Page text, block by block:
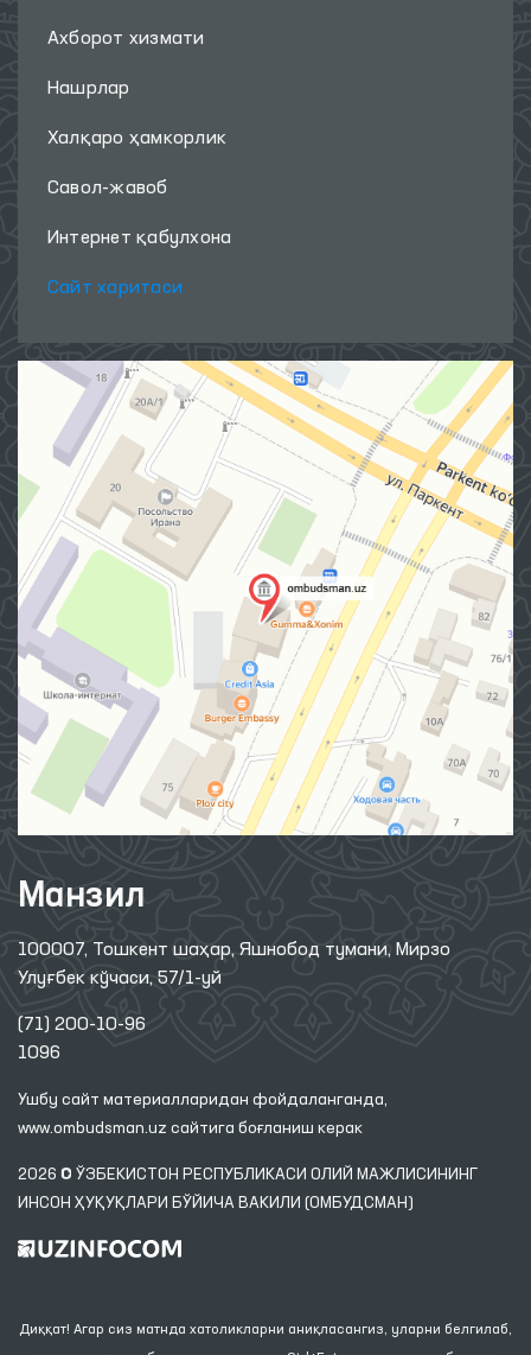
Ахборот хизмати
Нашрлар
Халқаро ҳамкорлик
Савол-жавоб
Интернет қабулхона
Сайт харитаси
Манзил
100007, Тошкент шаҳар, Яшнобод тумани, Мирзо
Улуғбек кўчаси, 57/1-уй
(71) 200-10-96
1096
Ушбу сайт материалларидан фойдаланганда,
www.ombudsman.uz сайтига боғланиш керак
2026 © ЎЗБЕКИСТОН РЕСПУБЛИКАСИ ОЛИЙ МАЖЛИСИНИНГ
ИНСОН ҲУҚУҚЛАРИ БЎЙИЧА ВАКИЛИ (ОМБУДСМАН)
Диққат! Агар сиз матнда хатоликларни аниқласангиз, уларни белгилаб,